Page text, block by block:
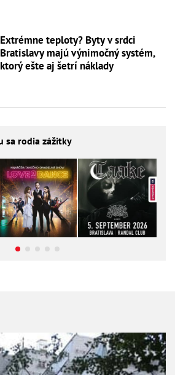
Extrémne teploty? Byty v srdci
Bratislavy majú výnimočný systém,
ktorý ešte aj šetrí náklady
sa rodia zážitky